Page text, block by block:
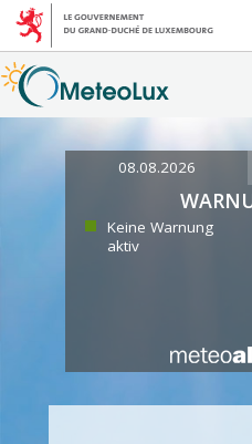
08.08.2026
Keine Warnung
aktiv